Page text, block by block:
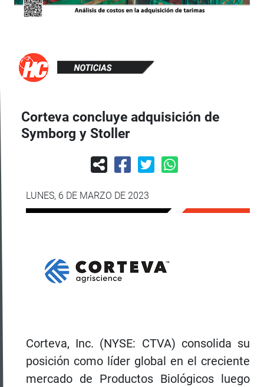
Corteva concluye adquisición de
Symborg y Stoller
LUNES, 6 DE MARZO DE 2023
Corteva, Inc. (NYSE: CTVA) consolida su
posición como líder global en el creciente
mercado de Productos Biológicos luego